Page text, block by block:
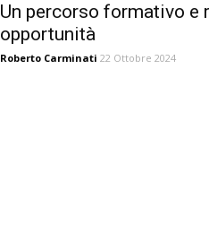
Un percorso formativo e
opportunità
Roberto Carminati 22 Ottobre 2024